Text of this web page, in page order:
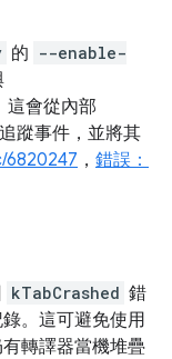
的 --enable-
這會從內部
蹤事件，並將其
6820247 ， 錯誤：
kTabCrashed 錯
。這可避免使用
轉譯器當機堆疊